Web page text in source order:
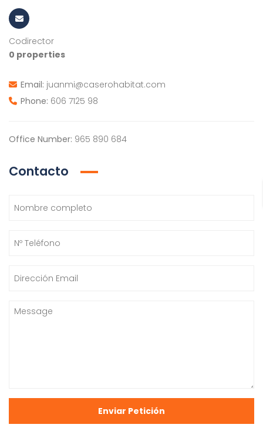
Codirector
0 properties
Email: juanmi@caserohabitat.com
Phone: 606 7125 98
Office Number: 965 890 684
Contacto
Enviar Petición